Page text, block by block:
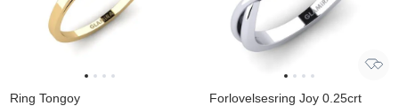
Ring Tongoy Forlovelsesring Joy 0.25crt